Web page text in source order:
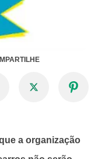
a organização